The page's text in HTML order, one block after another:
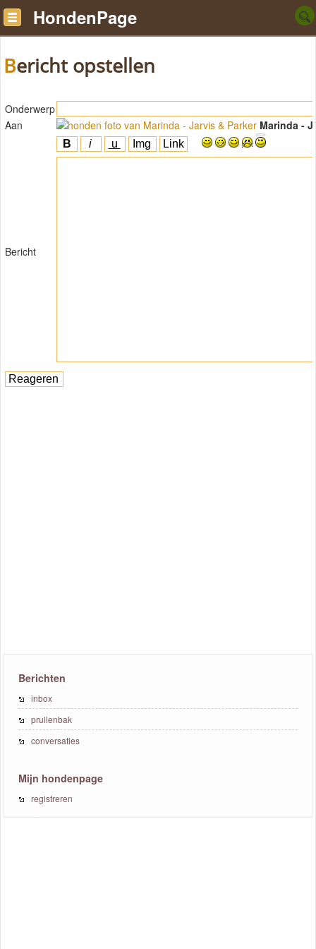
HondenPage
Bericht opstellen
Onderwerp
Aan
Marinda -
Bericht
Berichten
inbox
prullenbak
conversaties
Mijn hondenpage
registreren